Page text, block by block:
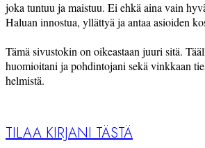
joka tuntuu ja maistuu. Ei ehkä aina vain
Haluan innostua, yllättyä ja antaa asioiden
Tämä sivustokin on oikeastaan juuri sitä.
huomioitani ja pohdintojani sekä vinkkaan
helmistä.
TILAA KIRJANI TÄSTÄ